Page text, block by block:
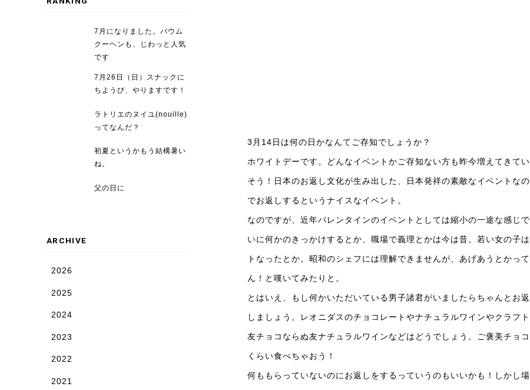
3月14日は何の日かなんてご存知でしょうか？
ホワイトデーです。どんなイベントかご存知ない方も昨今増えてきてい
そう！日本のお返し文化が生み出した、日本発祥の素敵なイベントな
でお返しするというナイスなイベント。
なのですが、近年バレンタインのイベントとしては縮小の一途な感じ
いに何かのきっかけするとか、職場で義理とかは今は昔。若い女の子
トなったとか。昭和のシェフには理解できませんが、あげあうとかっ
ん！と嘆いてみたりと。
とはいえ、もし何かいただいている男子諸君がいましたらちゃんとお
しましょう。レオニダスのチョコレートやナチュラルワインやクラフ
友チョコならぬ友ナチュラルワインなどはどうでしょう。ご褒美チョ
くらい食べちゃおう！
何ももらっていないのにお返しをするっていうのもいいかも！しかし
7月になりました。バウム
クーヘンも、じわっと人気
です
7月26日（日）スナックに
ちようび、やりますです！
ラトリエのヌイユ(nouille)
ってなんだ？
初夏というかもう結構暑い
ね。
父の日に
ARCHIVE
2026
2025
2024
2023
2022
2021